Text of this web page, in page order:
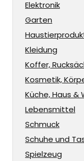
Elektronik
Garten
Kleidung
Koffer,
Kosmetik,
Küche, Haus &
Lebensmittel
Schmuck
Schuhe und
Spielzeug